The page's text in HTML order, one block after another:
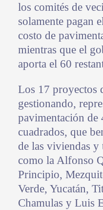
los comités de
solamente pagan
costo de
mientras que el
aporta el 60
Los 17 proyectos
gestionando,
pavimentación
cuadrados, que
de las viviendas y
como la Alfonso
Principio,
Verde, Yucatán,
Chamulas y Luis